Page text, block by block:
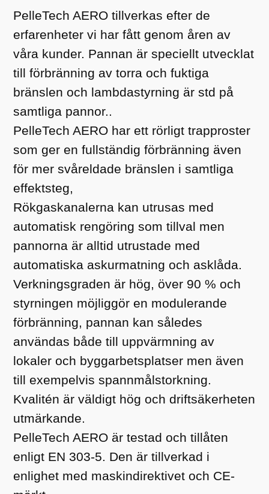
PelleTech AERO tillverkas efter de
erfarenheter vi har fått genom åren av
våra kunder. Pannan är speciellt utvecklat
till förbränning av torra och fuktiga
bränslen och lambdastyrning är std på
samtliga pannor..
PelleTech AERO har ett rörligt trapproster
som ger en fullständig förbränning även
för mer svåreldade bränslen i samtliga
effektsteg,
Rökgaskanalerna kan utrusas med
automatisk rengöring som tillval men
pannorna är alltid utrustade med
automatiska askurmatning och asklåda.
Verkningsgraden är hög, över 90 % och
styrningen möjliggör en modulerande
förbränning, pannan kan således
användas både till uppvärmning av
lokaler och byggarbetsplatser men även
till exempelvis spannmålstorkning.
Kvalitén är väldigt hög och driftsäkerheten
utmärkande.
PelleTech AERO är testad och tillåten
enligt EN 303-5. Den är tillverkad i
enlighet med maskindirektivet och CE-